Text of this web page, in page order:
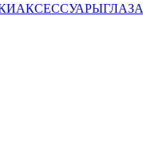
АКСЕССУАРЫГЛАЗА